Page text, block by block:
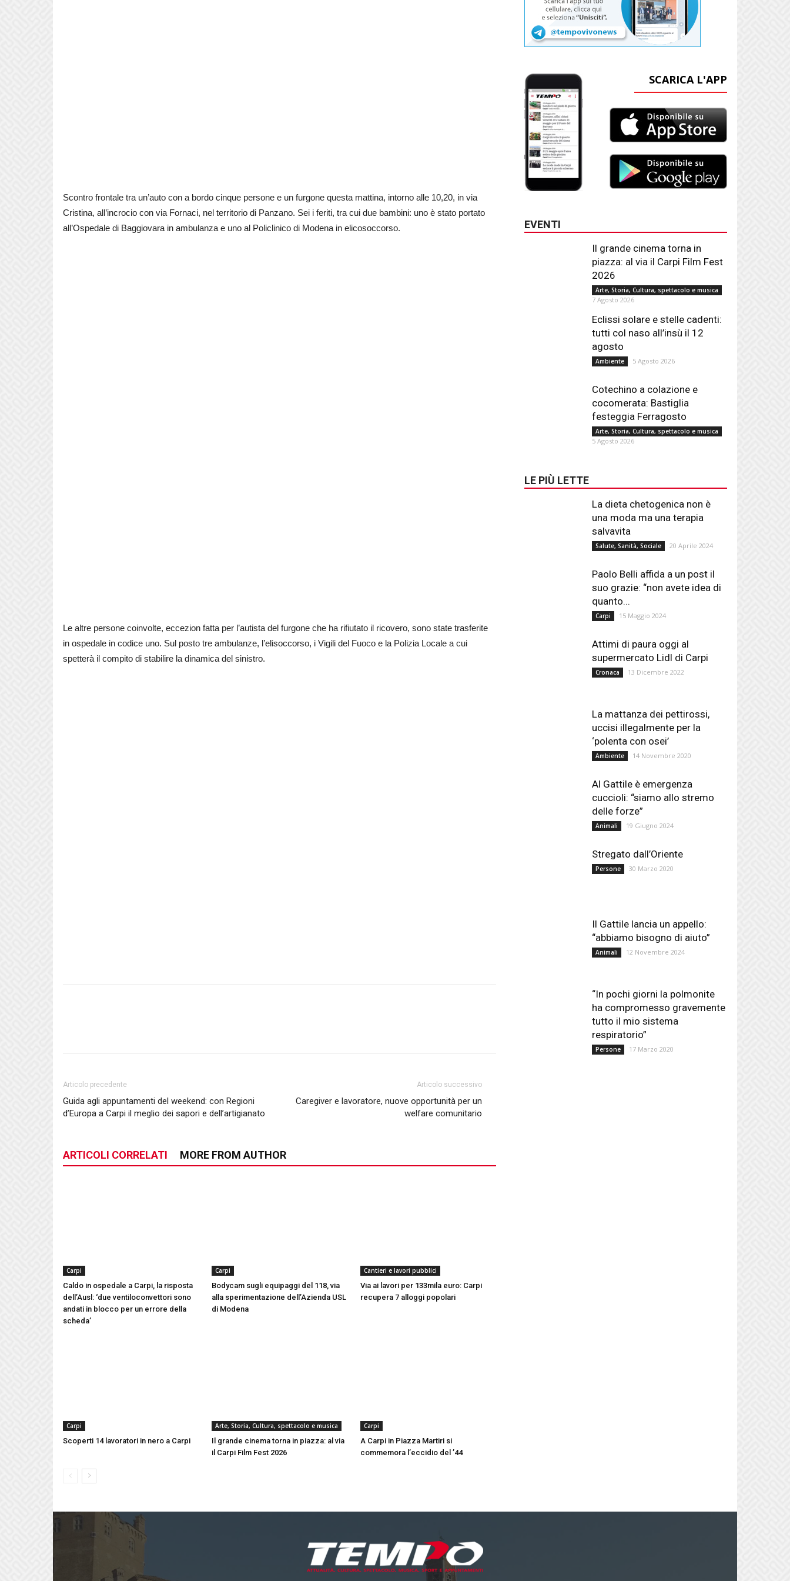
Scontro frontale tra un’auto con a bordo cinque persone e un furgone questa mattina, intorno alle 10,20, in via
Cristina, all’incrocio con via Fornaci, nel territorio di Panzano. Sei i feriti, tra cui due bambini: uno è stato portato
all’Ospedale di Baggiovara in ambulanza e uno al Policlinico di Modena in elicosoccorso.
Le altre persone coinvolte, eccezion fatta per l’autista del furgone che ha rifiutato il ricovero, sono state trasferite
in ospedale in codice uno. Sul posto tre ambulanze, l’elisoccorso, i Vigili del Fuoco e la Polizia Locale a cui
spetterà il compito di stabilire la dinamica del sinistro.
Articolo precedente
Guida agli appuntamenti del weekend: con Regioni
d’Europa a Carpi il meglio dei sapori e dell’artigianato
Articolo successivo
Caregiver e lavoratore, nuove opportunità per un
welfare comunitario
ARTICOLI CORRELATI MORE FROM AUTHOR
Carpi
Caldo in ospedale a Carpi, la risposta
dell’Ausl: ‘due ventiloconvettori sono
andati in blocco per un errore della
scheda’
Carpi
Bodycam sugli equipaggi del 118, via
alla sperimentazione dell’Azienda USL
di Modena
Cantieri e lavori pubblici
Via ai lavori per 133mila euro: Carpi
recupera 7 alloggi popolari
Carpi
Scoperti 14 lavoratori in nero a Carpi
Arte, Storia, Cultura, spettacolo e musica
Il grande cinema torna in piazza: al via
il Carpi Film Fest 2026
Carpi
A Carpi in Piazza Martiri si
commemora l’eccidio del ’44
SCARICA L'APP
EVENTI
Il grande cinema torna in
piazza: al via il Carpi Film Fest
2026
Arte, Storia, Cultura, spettacolo e musica
7 Agosto 2026
Eclissi solare e stelle cadenti:
tutti col naso all’insù il 12
agosto
Ambiente 5 Agosto 2026
Cotechino a colazione e
cocomerata: Bastiglia
festeggia Ferragosto
Arte, Storia, Cultura, spettacolo e musica
5 Agosto 2026
LE PIÙ LETTE
La dieta chetogenica non è
una moda ma una terapia
salvavita
Salute, Sanità, Sociale 20 Aprile 2024
Paolo Belli affida a un post il
suo grazie: “non avete idea di
quanto...
Carpi 15 Maggio 2024
Attimi di paura oggi al
supermercato Lidl di Carpi
Cronaca 13 Dicembre 2022
La mattanza dei pettirossi,
uccisi illegalmente per la
‘polenta con osei’
Ambiente 14 Novembre 2020
Al Gattile è emergenza
cuccioli: “siamo allo stremo
delle forze”
Animali 19 Giugno 2024
Stregato dall’Oriente
Persone 30 Marzo 2020
Il Gattile lancia un appello:
“abbiamo bisogno di aiuto”
Animali 12 Novembre 2024
“In pochi giorni la polmonite
ha compromesso gravemente
tutto il mio sistema
respiratorio”
Persone 17 Marzo 2020